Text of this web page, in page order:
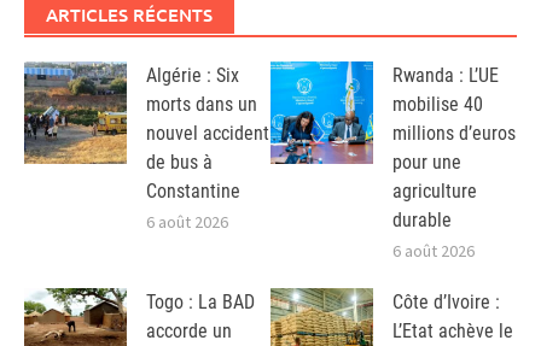
ARTICLES RÉCENTS
Algérie : Six
morts dans un
nouvel accident
de bus à
Constantine
6 août 2026
Rwanda : L’UE
mobilise 40
millions d’euros
pour une
agriculture
durable
6 août 2026
Togo : La BAD
accorde un
Côte d’Ivoire :
L’Etat achève le